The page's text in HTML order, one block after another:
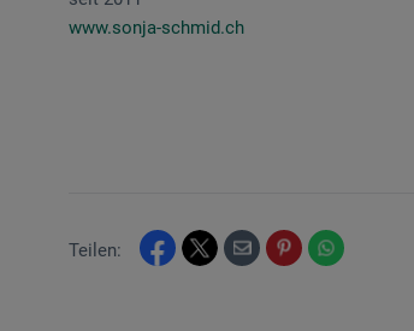
www.sonja-schmid.ch
Teilen: